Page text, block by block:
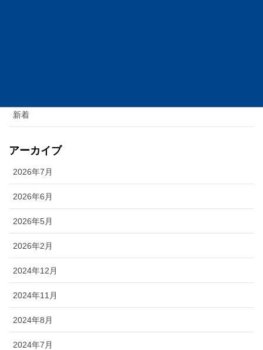
新着
アーカイブ
2026年7月
2026年6月
2026年5月
2026年2月
2024年12月
2024年11月
2024年8月
2024年7月